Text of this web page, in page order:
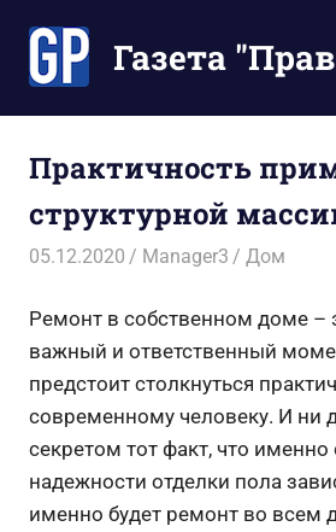
содержимомуГазета
Ваше
время
Практичность
структурной
05.12.2020 Manager3 Дом
Ремонт в собственном доме –
важный и ответственный
предстоит столкнуться
современному человеку. И ни
секретом тот факт, что именно
надежности отделки пола
именно будет ремонт во всем